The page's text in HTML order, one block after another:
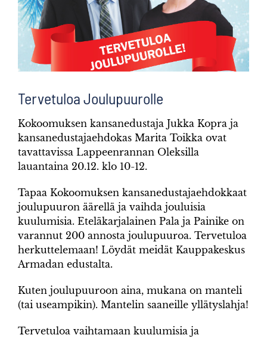
Tervetuloa Joulupuurolle
Kokoomuksen kansanedustaja Jukka Kopra ja
kansanedustajaehdokas Marita Toikka ovat
tavattavissa Lappeenrannan Oleksilla
lauantaina 20.12. klo 10-12.
Tapaa Kokoomuksen kansanedustajaehdokkaat
joulupuuron äärellä ja vaihda jouluisia
kuulumisia. Eteläkarjalainen Pala ja Painike on
varannut 200 annosta joulupuuroa. Tervetuloa
herkuttelemaan! Löydät meidät Kauppakeskus
Armadan edustalta.
Kuten joulupuuroon aina, mukana on manteli
(tai useampikin). Mantelin saaneille yllätyslahja!
Tervetuloa vaihtamaan kuulumisia ja